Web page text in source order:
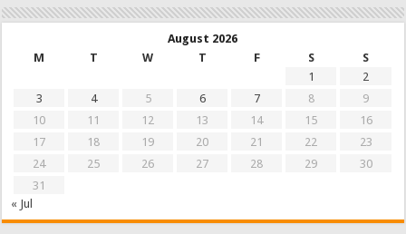
August 2026
M
T W T F S
S
1
2
3
4 5 6 7 8
9
10
11 12 13 14 15
16
17
18 19 20 21 22
23
24
25 26 27 28 29
30
31
« Jul